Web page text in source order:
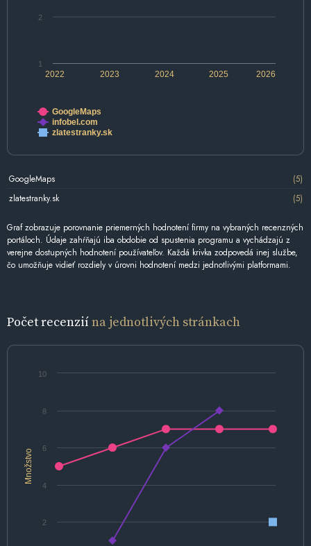
2022 2024 2026
2023 2025
1
2
GoogleMaps
infobel.com
zlatestranky.sk
GoogleMaps
(5)
zlatestranky.sk
(5)
Graf zobrazuje porovnanie priemerných hodnotení firmy na vybraných recenzných
portáloch. Údaje zahŕňajú iba obdobie od spustenia programu a vychádzajú z
verejne dostupných hodnotení používateľov. Každá krivka zodpovedá inej službe,
čo umožňuje vidieť rozdiely v úrovni hodnotení medzi jednotlivými platformami.
Počet recenziína jednotlivých stránkach
Množstvo
2
4
6
8
10